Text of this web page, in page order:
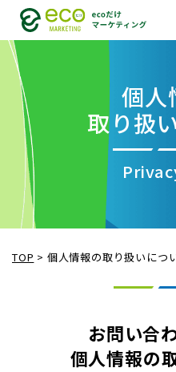
個人
取り扱
TOP > 個人情報の取り扱いにつ
お問い合
個人情報の